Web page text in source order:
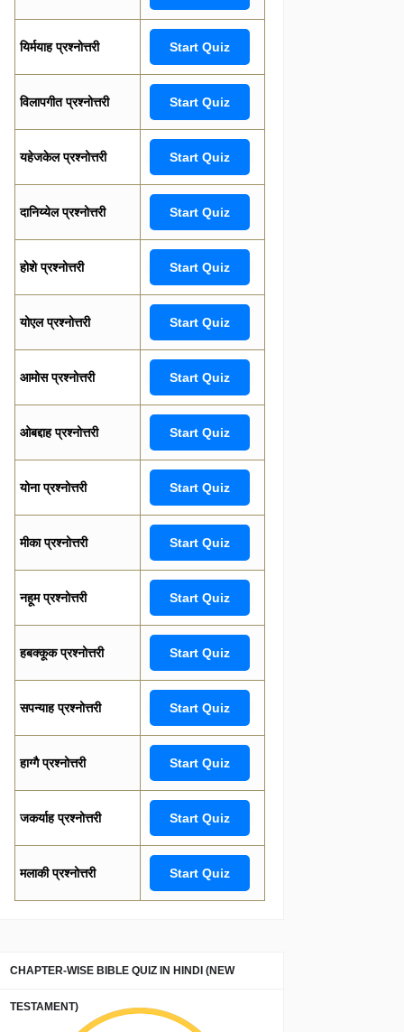
यिर्मयाह प्रश्नोत्तरी Start Quiz
विलापगीत प्रश्नोत्तरी Start Quiz
यहेजकेल प्रश्नोत्तरी Start Quiz
दानिय्येल प्रश्नोत्तरी Start Quiz
होशे प्रश्नोत्तरी Start Quiz
योएल प्रश्नोत्तरी Start Quiz
आमोस प्रश्नोत्तरी Start Quiz
ओबद्दाह प्रश्नोत्तरी Start Quiz
योना प्रश्नोत्तरी Start Quiz
मीका प्रश्नोत्तरी Start Quiz
नहूम प्रश्नोत्तरी Start Quiz
हबक्कूक प्रश्नोत्तरी Start Quiz
सपन्याह प्रश्नोत्तरी Start Quiz
हाग्गै प्रश्नोत्तरी Start Quiz
जकर्याह प्रश्नोत्तरी Start Quiz
मलाकी प्रश्नोत्तरी Start Quiz
CHAPTER-WISE BIBLE QUIZ IN HINDI (NEW
TESTAMENT)